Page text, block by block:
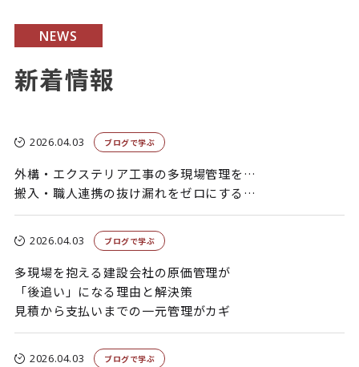
NEWS
新着情報
2026.04.03 ブログで学ぶ
外構・エクステリア工事の多現場管理を効率化
搬入・職人連携の抜け漏れをゼロにする方法
2026.04.03 ブログで学ぶ
多現場を抱える建設会社の原価管理が
「後追い」になる理由と解決策
見積から支払いまでの一元管理がカギ
2026.04.03 ブログで学ぶ